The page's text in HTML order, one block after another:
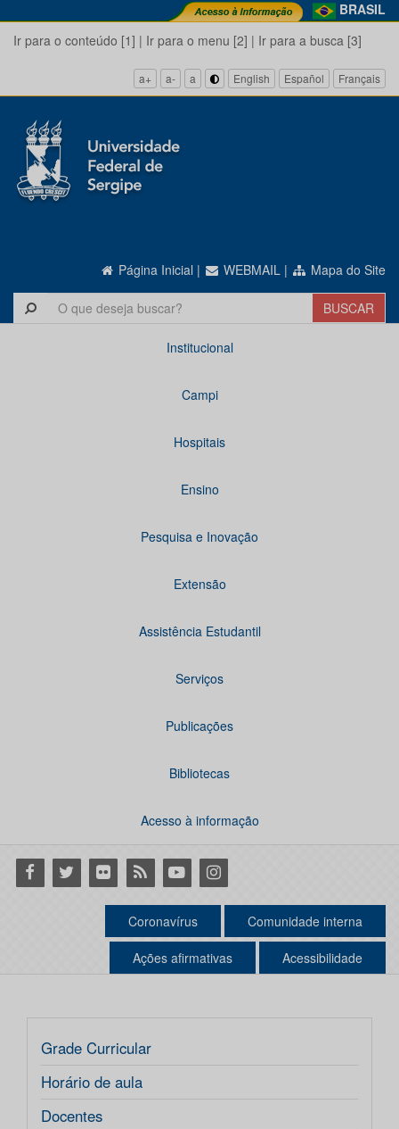
BRASIL
Ir para o conteúdo [1] | Ir para o menu [2] | Ir para a busca [3]
a+ a- a English Español Français
Página Inicial | WEBMAIL | Mapa do Site
Institucional
Campi
Hospitais
Ensino
Pesquisa e Inovação
Extensão
Assistência Estudantil
Serviços
Publicações
Bibliotecas
Acesso à informação
Facebook
Twitter Flickr RSS YoutubeInstagram
Coronavírus Comunidade interna
Ações afirmativas Acessibilidade
Grade Curricular
Horário de aula
Docentes